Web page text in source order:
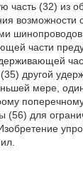
часть (32) из
возможности
части
другой
мере,
(56) для